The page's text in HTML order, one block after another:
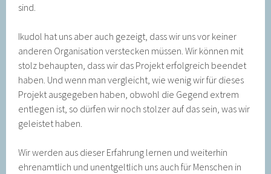
sind.
Ikudol hat uns aber auch gezeigt, dass wir uns vor keiner
anderen Organisation verstecken müssen. Wir können mit
stolz behaupten, dass wir das Projekt erfolgreich beendet
haben. Und wenn man vergleicht, wie wenig wir für dieses
Projekt ausgegeben haben, obwohl die Gegend extrem
entlegen ist, so dürfen wir noch stolzer auf das sein, was wir
geleistet haben.
Wir werden aus dieser Erfahrung lernen und weiterhin
ehrenamtlich und unentgeltlich uns auch für Menschen in